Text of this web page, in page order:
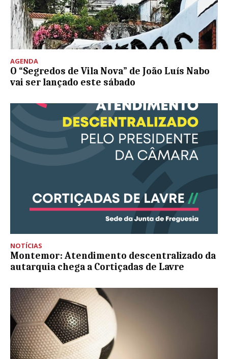
AGENDA
O “Segredos de Vila Nova” de João Luís Nabo
vai ser lançado este sábado
NOTÍCIAS
Montemor: Atendimento descentralizado da
autarquia chega a Cortiçadas de Lavre